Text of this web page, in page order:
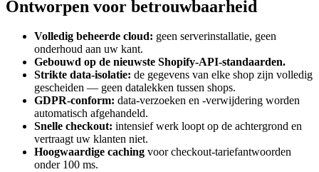
Ontworpen voor betrouwbaarheid
Volledig beheerde cloud: geen serverinstallatie, geen
onderhoud aan uw kant.
Gebouwd op de nieuwste Shopify-API-standaarden.
Strikte data-isolatie: de gegevens van elke shop zijn volledig
gescheiden — geen datalekken tussen shops.
GDPR-conform: data-verzoeken en -verwijdering worden
automatisch afgehandeld.
Snelle checkout: intensief werk loopt op de achtergrond en
vertraagt uw klanten niet.
Hoogwaardige caching voor checkout-tariefantwoorden
onder 100 ms.